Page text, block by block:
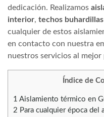
dedicación. Realizamos
interior, techos buhardillas
cualquier de estos
en contacto con nuestra
nuestros servicios al
Índice de
1 Aislamiento térmico en
2 Para cualquier época del